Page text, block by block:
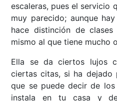
escaleras, pues el servicio
muy parecido; aunque
hace distinción de
mismo al que tiene mucho
Ella se da ciertos lujos
ciertas citas, si ha dejado
que se puede decir de
instala en tu casa y